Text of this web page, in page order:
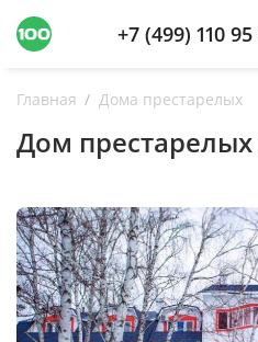
+7 (499) 110
Главная Дома престарелых
Дом